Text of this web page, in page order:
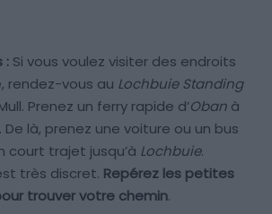
: Si vous voulez visiter des endroits
rendez-vous au Lochbuie Standing
Prenez un ferry rapide d’Oban à
De là, prenez une voiture ou un bus
court trajet jusqu’à Lochbuie.
très discret. Repérez les petites
trouver votre chemin.